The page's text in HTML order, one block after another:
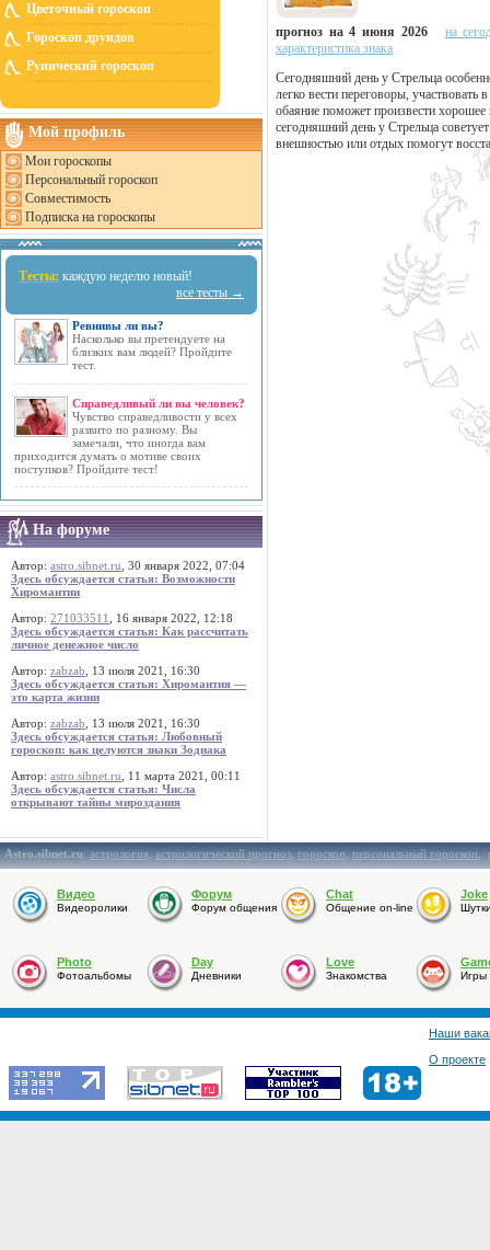
Цветочный гороскоп
Гороскоп друидов
Рунический гороскоп
Мой профиль
Мои гороскопы
Персональный гороскоп
Совместимость
Подписка на гороскопы
Тесты: каждую неделю новый!
все тесты →
Ревнивы ли вы?
Насколько вы претендуете на
близких вам людей? Пройдите
тест.
Справедливый ли вы человек?
Чувство справедливости у всех
развито по разному. Вы
замечали, что иногда вам
приходится думать о мотиве своих
поступков? Пройдите тест!
На форуме
Автор: astro.sibnet.ru , 30 января 2022, 07:04
Здесь обсуждается статья: Возможности
Хиромантии
Автор: 271033511
, 16 января 2022, 12:18
Здесь обсуждается статья: Как рассчитать
личное денежное число
Автор: zabzab , 13 июля 2021, 16:30
Здесь обсуждается статья: Хиромантия —
это карта жизни
Автор: zabzab , 13 июля 2021, 16:30
Здесь обсуждается статья: Любовный
гороскоп: как целуются знаки Зодиака
Автор: astro.sibnet.ru , 11 марта 2021, 00:11
Здесь обсуждается статья: Числа
открывают тайны мироздания
прогноз на 4 июня 2026
на
характеристика знака
Сегодняшний день у Стрельца
легко вести переговоры,
обаяние поможет произвести
сегодняшний день у Стрельца
внешностью или отдых помогут
Astro.sibnet.ru:астрология,астрологический прогноз,гороскоп,персональный гороскоп,
Видео
Видеоролики
Форум
Форум общения
Chat
Общение on-line
Joke
Photo
Фотоальбомы
Day
Дневники
Love
Знакомства Игры
Наши
О проекте